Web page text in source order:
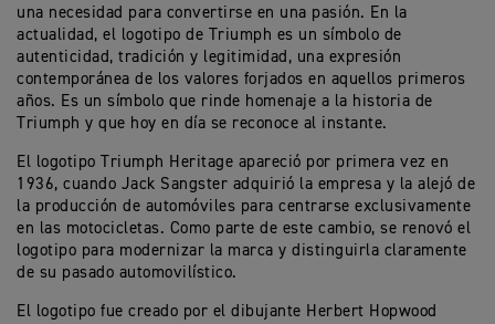
una necesidad para convertirse en una pasión. En la
actualidad, el logotipo de Triumph es un símbolo de
autenticidad, tradición y legitimidad, una expresión
contemporánea de los valores forjados en aquellos primeros
años. Es un símbolo que rinde homenaje a la historia de
Triumph y que hoy en día se reconoce al instante.
El logotipo Triumph Heritage apareció por primera vez en
1936, cuando Jack Sangster adquirió la empresa y la alejó de
la producción de automóviles para centrarse exclusivamente
en las motocicletas. Como parte de este cambio, se renovó el
logotipo para modernizar la marca y distinguirla claramente
de su pasado automovilístico.
El logotipo fue creado por el dibujante Herbert Hopwood